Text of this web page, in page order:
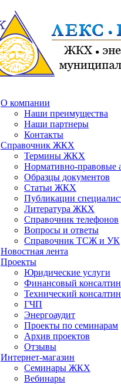
О компании
Наши преимущества
Наши партнеры
Контакты
Справочник ЖКХ
Термины ЖКХ
Нормативно-правовые
Образцы документов
Статьи ЖКХ
Публикации
Литература ЖКХ
Справочник телефонов
Вопросы и ответы
Справочник ТСЖ и УК
Новостная лента
Проекты
Юридические услуги
Финансовый
Технический
ГЧП
Энергоаудит
Проекты по семинарам
Архив проектов
Отзывы
Интернет-магазин
Семинары ЖКХ
Вебинары